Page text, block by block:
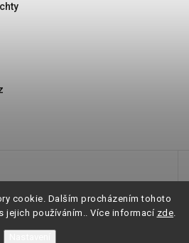
cookie. Dalším procházením tohoto
jejich používáním.. Více informací zde.